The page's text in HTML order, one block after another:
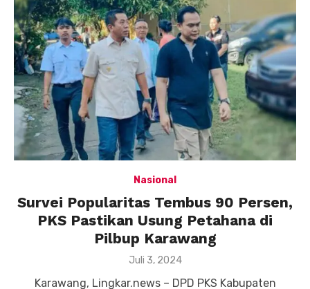
Nasional
Survei Popularitas Tembus 90 Persen,
PKS Pastikan Usung Petahana di
Pilbup Karawang
Posted
Juli 3, 2024
Karawang, Lingkar.news – DPD PKS Kabupaten